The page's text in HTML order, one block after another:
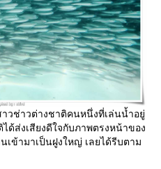
วช่าวต่างชาติคนหนึ่งที่เล่นน้ำอยู่
ด้ส่งเสียงดีใจกับภาพตรงหน้าของ
เข้ามาเป็นฝูงใหญ่ เลยได้รีบตาม